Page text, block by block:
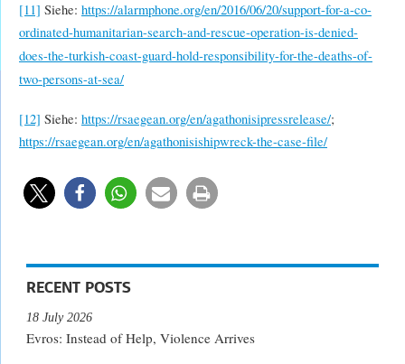
[11] Siehe: https://alarmphone.org/en/2016/06/20/support-for-a-co-
ordinated-humanitarian-search-and-rescue-operation-is-denied-
does-the-turkish-coast-guard-hold-responsibility-for-the-deaths-of-
two-persons-at-sea/
[12] Siehe: https://rsaegean.org/en/agathonisipressrelease/;
https://rsaegean.org/en/agathonisishipwreck-the-case-file/
RECENT POSTS
Evros: Instead of Help, Violence Arrives
18 July 2026